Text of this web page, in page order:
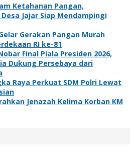
Ketahanan Pangan,
Jajar Siap Mendampingi
Gerakan Pangan Murah
RI ke-81
Final Piala Presiden 2026,
Dukung Persebaya dari
Raya Perkuat SDM Polri Lewat
Jenazah Kelima Korban KM